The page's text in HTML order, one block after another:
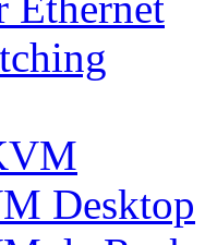
Desktop